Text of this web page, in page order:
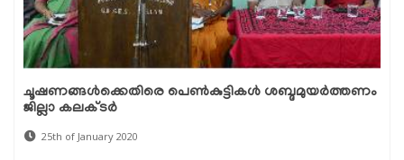
ചൂഷണങ്ങള്‍ക്കെതിരെ പെണ്‍കുട്ടികള്‍ ശബ്ദമുയര്‍ത്തണം
ജില്ലാ കലക്ടര്‍
25th of January 2020